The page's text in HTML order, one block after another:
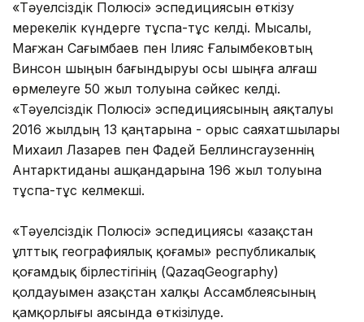
«Тәуелсіздік Полюсі» эспедициясын өткізу
мерекелік күндерге тұспа-тұс келді. Мысалы,
Мағжан Сағымбаев пен Ілияс Ғалымбековтың
Винсон шыңын бағындыруы осы шыңға алғаш
өрмелеуге 50 жыл толуына сәйкес келді.
«Тәуелсіздік Полюсі» эспедициясының аяқталуы
2016 жылдың 13 қаңтарына - орыс саяхатшылары
Михаил Лазарев пен Фадей Беллинсгаузеннің
Антарктиданы ашқандарына 196 жыл толуына
тұспа-тұс келмекші.
«Тәуелсіздік Полюсі» эспедициясы «Қазақстан
ұлттық географиялық қоғамы» республикалық
қоғамдық бірлестігінің (QazaqGeography)
қолдауымен Қазақстан халқы Ассамблеясының
қамқорлығы аясында өткізілуде.